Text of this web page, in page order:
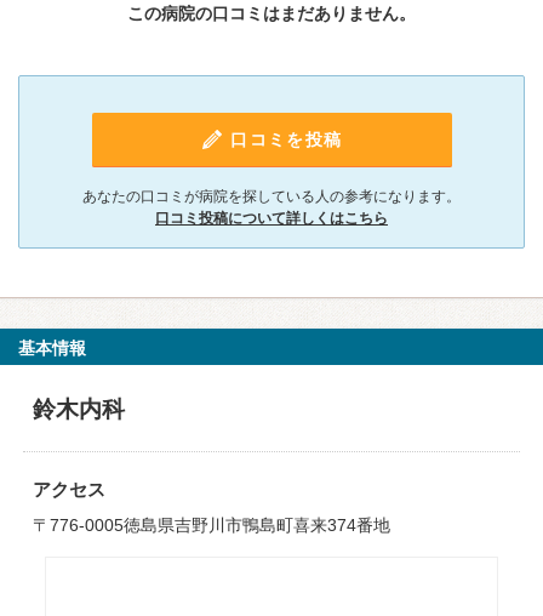
この病院の口コミはまだありません。
口コミを投稿
あなたの口コミが病院を探している人の参考になります。
口コミ投稿について詳しくはこちら
基本情報
鈴木内科
アクセス
〒776-0005徳島県吉野川市鴨島町喜来374番地